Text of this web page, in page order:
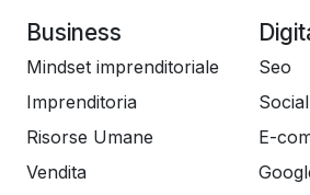
Business
Mindset imprenditoriale
Imprenditoria
Risorse Umane
Vendita
Seo
E-